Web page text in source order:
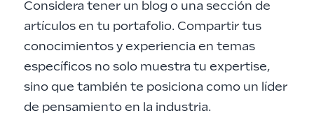
Considera tener un blog o una sección de
artículos en tu portafolio. Compartir tus
conocimientos y experiencia en temas
específicos no solo muestra tu expertise,
sino que también te posiciona como un líder
de pensamiento en la industria.